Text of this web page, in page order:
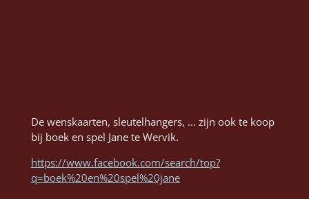
De wenskaarten, sleutelhangers, ... zijn ook te koop
bij boek en spel Jane te Wervik.
https://www.facebook.com/search/top?
q=boek%20en%20spel%20jane